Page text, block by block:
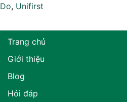
Do, Unifirst
Trang chủ
Giới thiệu
Blog
Hỏi đáp